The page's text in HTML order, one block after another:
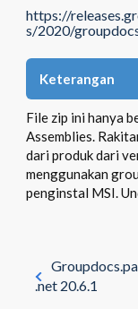
https://
s/2020/
Keterangan
File zip ini hanya
Assemblies.
dari produk dari
menggunakan
penginstal MSI.
.net 20.6.1